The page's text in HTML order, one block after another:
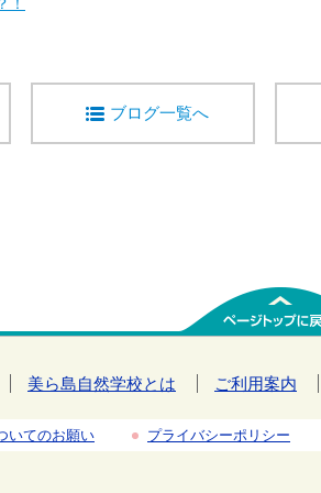
ブログ一覧へ
美ら島自然学校とは ご利用案内
いてのお願い プライバシーポリシー